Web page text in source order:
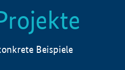
Beispiele